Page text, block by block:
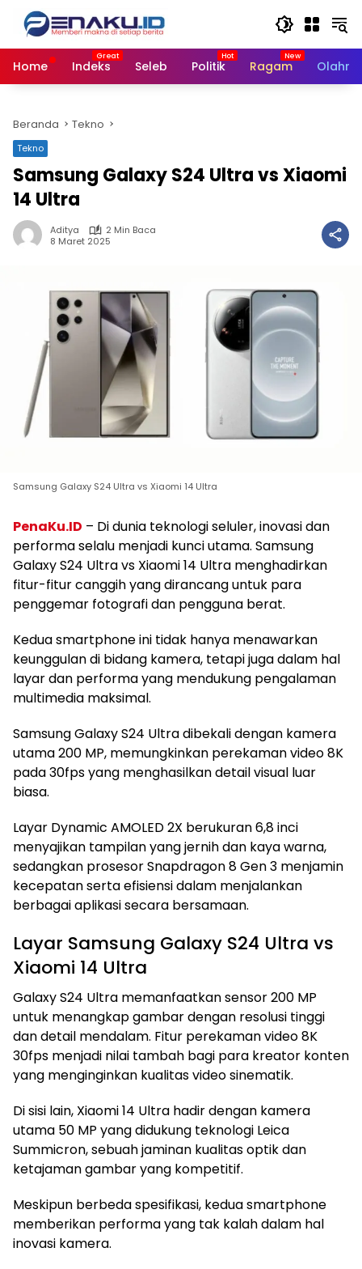
Langsung
konten
Home
Indeks Seleb Politik Ragam
Beranda Tekno
Tekno
Samsung Galaxy S24 Ultra vs Xiaomi
14 Ultra
Aditya
2 Min Baca
8 Maret 2025
Samsung Galaxy S24 Ultra vs Xiaomi 14 Ultra
PenaKu.ID – Di dunia teknologi seluler, inovasi dan
performa selalu menjadi kunci utama. Samsung
Galaxy S24 Ultra vs Xiaomi 14 Ultra menghadirkan
fitur-fitur canggih yang dirancang untuk para
penggemar fotografi dan pengguna berat.
Kedua smartphone ini tidak hanya menawarkan
keunggulan di bidang kamera, tetapi juga dalam hal
layar dan performa yang mendukung pengalaman
multimedia maksimal.
Samsung Galaxy S24 Ultra dibekali dengan kamera
utama 200 MP, memungkinkan perekaman video 8K
pada 30fps yang menghasilkan detail visual luar
biasa.
Layar Dynamic AMOLED 2X berukuran 6,8 inci
menyajikan tampilan yang jernih dan kaya warna,
sedangkan prosesor Snapdragon 8 Gen 3 menjamin
kecepatan serta efisiensi dalam menjalankan
berbagai aplikasi secara bersamaan.
Layar Samsung Galaxy S24 Ultra vs
Xiaomi 14 Ultra
Galaxy S24 Ultra memanfaatkan sensor 200 MP
untuk menangkap gambar dengan resolusi tinggi
dan detail mendalam. Fitur perekaman video 8K
30fps menjadi nilai tambah bagi para kreator konten
yang menginginkan kualitas video sinematik.
Di sisi lain, Xiaomi 14 Ultra hadir dengan kamera
utama 50 MP yang didukung teknologi Leica
Summicron, sebuah jaminan kualitas optik dan
ketajaman gambar yang kompetitif.
Meskipun berbeda spesifikasi, kedua smartphone
memberikan performa yang tak kalah dalam hal
inovasi kamera.